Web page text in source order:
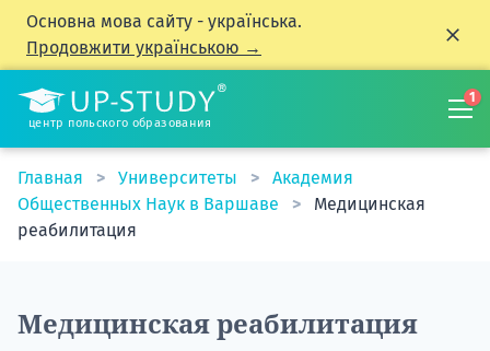
Основна мова сайту - українська.
Продовжити українською →
центр польского образования
1
Главная Университеты
Академия
Общественных Наук в Варшаве
Медицинская
реабилитация
Медицинская реабилитация